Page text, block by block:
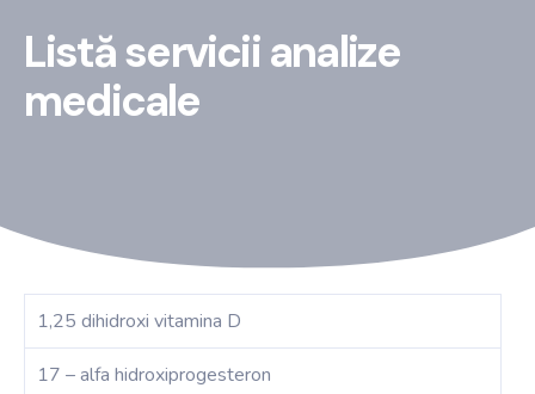
Listă servicii analize
medicale
1,25 dihidroxi vitamina D
17 – alfa hidroxiprogesteron